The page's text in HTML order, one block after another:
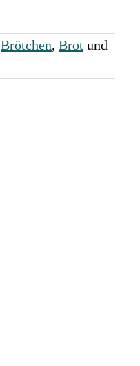
Brötchen, Brot und